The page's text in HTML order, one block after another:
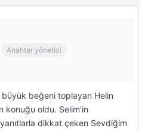
Anahtar yönetici
beğeni toplayan Helin
konuğu oldu. Selim’in
dikkat çeken Sevdiğim